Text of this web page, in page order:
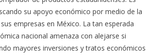
su apoyo económico por medio de la
empresas en México. La tan esperada
nacional amenaza con alejarse si
mayores inversiones y tratos económicos